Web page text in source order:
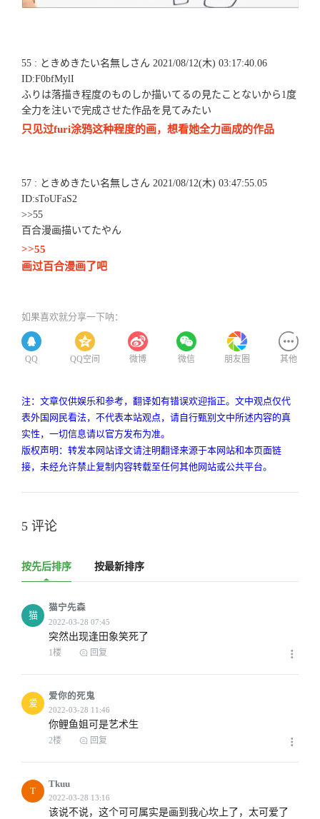
55 : ときめきたい名無しさん 2021/08/12(木) 03:17:40.06
ID:F0bfMylI
ふりは落描き程度のものしか描いてるの見たことないから1度
全力を注いで完成させた作品を見てみたい
只见过furi涂鸦这种程度的画，想看她全力画成的作品
57 : ときめきたい名無しさん 2021/08/12(木) 03:47:55.05
ID:sToUFaS2
>>55
百合漫画描いてたやん
>>55
画过百合漫画了吧
如果喜欢就分享一下呐：
QQ QQ空间 微博 微信 朋友圈 其他
注：文章仅供娱乐和参考，翻译如有错误欢迎指正。文中观点仅代
表外国网民看法，不代表本站观点，请自行甄别文中所述内容的真
实性，一切信息请以官方发布为准。
版权声明：转发本网站译文请注明翻译来源于本网站和本页面链
接，未经允许禁止复制内容转载至任何其他网站或公共平台。
5 评论
按先后排序 按最新排序
猫
猫宁先森
突然出现逢田象笑死了
1楼 回复
爱
爱你的死鬼
你鲤鱼姐可是艺术生
2楼 回复
T
Tkuu
该说不说，这个可可属实是画到我心坎上了，太可爱了